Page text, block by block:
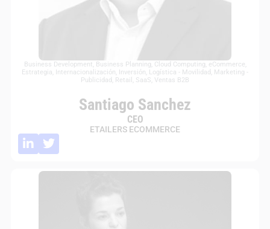
Business Development Business Planning Cloud Computing eCommerce
Estrategia
Internacionalización Inversión Logística - Movilidad
Marketing -
Publicidad
Retail SaaS Ventas B2B
Santiago Sanchez
CEO
ETAILERS ECOMMERCE